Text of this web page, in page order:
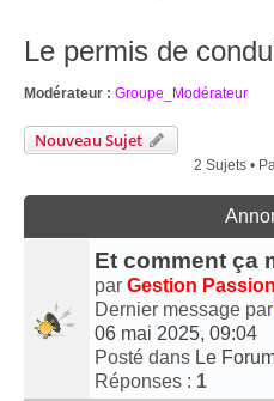
Le permis de
Modérateur : Groupe_Modérateur
Nouveau Sujet
2 Sujets •
Et comment ça
par Gestion
Dernier message par
06 mai 2025, 09:04
Posté dans Le
Réponses : 1